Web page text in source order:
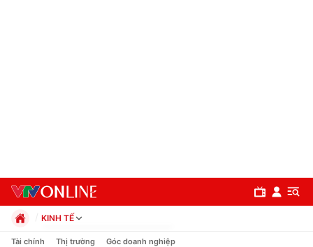
KINH TẾ
Chính trị
Tài chính Thị trường Góc doanh nghiệp